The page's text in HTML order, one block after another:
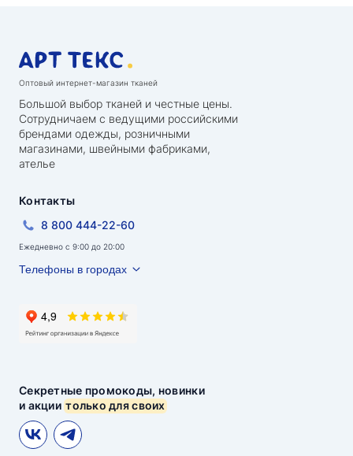
Оптовый интернет-магазин тканей
Большой выбор тканей и честные цены.
Сотрудничаем с ведущими российскими
брендами одежды, розничными
магазинами, швейными фабриками,
ателье
Секретные промокоды, новинки
и акциитолько для своих
Контакты
8 800 444-22-60
Ежедневно с 9:00 до 20:00
Телефоны в городах